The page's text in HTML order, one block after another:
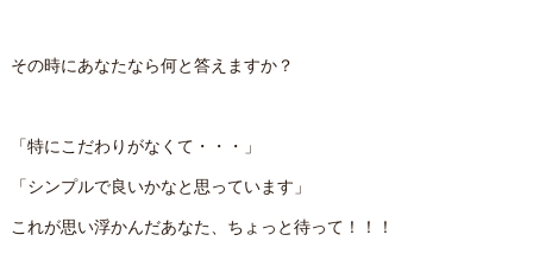
その時にあなたなら何と答えますか？
「特にこだわりがなくて・・・」
「シンプルで良いかなと思っています」
これが思い浮かんだあなた、ちょっと待って！！！